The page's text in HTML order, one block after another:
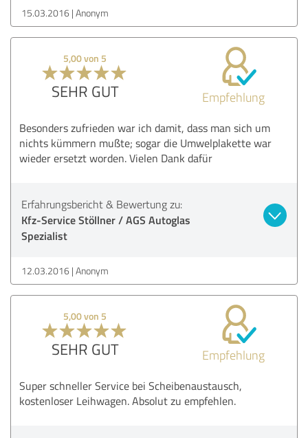
15.03.2016 Anonym
5,00 von 5
SEHR GUT Empfehlung
Besonders zufrieden war ich damit, dass man sich um
nichts kümmern mußte; sogar die Umwelplakette war
wieder ersetzt worden. Vielen Dank dafür
Erfahrungsbericht & Bewertung zu:
Kfz-Service Stöllner / AGS Autoglas
Spezialist
12.03.2016 Anonym
5,00 von 5
SEHR GUT Empfehlung
Super schneller Service bei Scheibenaustausch,
kostenloser Leihwagen. Absolut zu empfehlen.